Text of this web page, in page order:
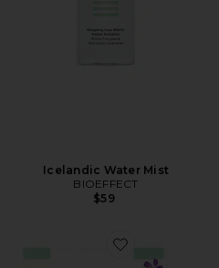
Icelandic Water Mist
BIOEFFECT
$59
Favorite KIT DE